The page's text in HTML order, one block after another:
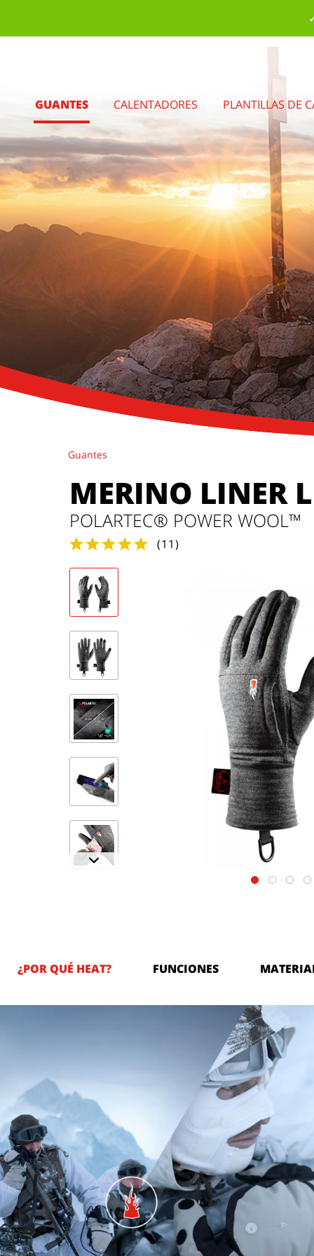
GUANTES CALENTADORES PLANTILLAS DE
Guantes
MERINO LINER
POLARTEC® POWER WOOL™
(11)
¿POR QUÉ HEAT? FUNCIONES